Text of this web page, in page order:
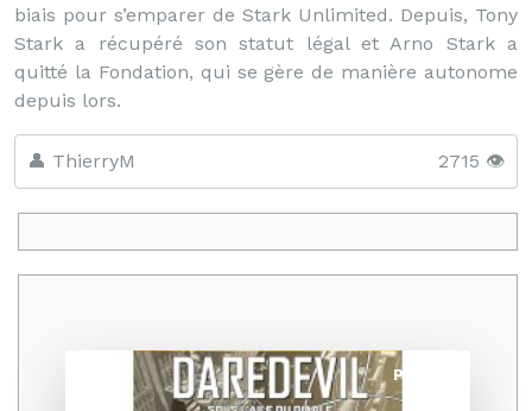
biais pour s’emparer de Stark Unlimited. Depuis, Tony
Stark a récupéré son statut légal et Arno Stark a
quitté la Fondation, qui se gère de manière autonome
depuis lors.
👤 ThierryM 2715 👁️
Promo